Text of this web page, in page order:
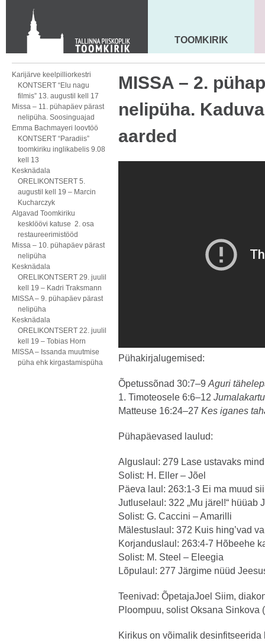
KONTAKT
Toom-Kooli 6, 10130 TALLINN
tallinna.toom@eelk.ee
MAARJA KIRIK
TOOMKIRIK
Karijärve keelpilliorkestri
KONTSERT “Elu nagu
filmis” 13. augustil kell 17
Missa – 11. pühapäev pärast
nelipüha. Soosinguajad
Emma Bachmayeri loovtöö
KONTSERT “Paradiis”
toomkiriku inglikabelis 9.08
kell 13
Kesknädala
ORELIKONTSERT 5.
augustil kell 19 – Marcin
Kucharczyk
Algavad Toomkiriku
kesklöövi katuse 2. osa
restaureerimistööd
Missa – 10. pühapäev pärast
nelipüha
Kesknädala
ORELIKONTSERT 29. juulil
kell 19 – Kadri Traksmann
MISSA – 9. pühapäev pärast
nelipüha
Kesknädala
ORELIKONTSERT 22. juulil
kell 19 – Tobias Horn
MISSA – Issanda muutmise
püha ehk kirgastamispüha
MISSA – 2.
nelipüha.
aarded
Pühakirjalugemised:
Õpetussõnad 30:7–9 Aguri
1. Timoteosele 6:6–12
Matteuse 16:24–27 Kes iganes
Pühapäevased laulud:
Alguslaul: 279 Lase ustavaks
Solist: H. Eller – Jõel
Päeva laul: 263:1-3 Ei ma muud
Jutluselaul: 322 „Mu järel!“ hüüab
Solist: G. Caccini – Amarilli
Mälestuslaul: 372 Kuis hing’vad
Korjanduslaul: 263:4-7 Hõbeehe
Solist: M. Steel – Eleegia
Lõpulaul: 277 Järgime nüüd
Teenivad: ÕpetajaJoel Siim,
Ploompuu, solist Oksana Sinkova
Kirikus on võimalik